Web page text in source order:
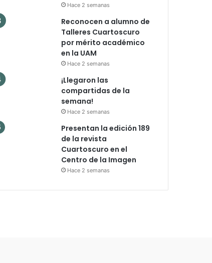
Hace 2 semanas
Reconocen a alumno de
Talleres Cuartoscuro
por mérito académico
en la UAM
Hace 2 semanas
¡Llegaron las
compartidas de la
semana!
Hace 2 semanas
Presentan la edición 189
de la revista
Cuartoscuro en el
Centro de la Imagen
Hace 2 semanas